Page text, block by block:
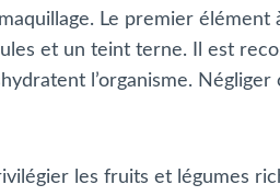
Le premier élément
et un teint terne. Il est
l’organisme.
les fruits et légumes